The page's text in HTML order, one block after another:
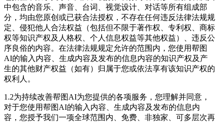
中包含的音乐、声音、台词、视觉设计、对话等所有组成部
分，均由您原创或已获合法授权，不存在任何违反法律法规规
定、侵犯他人合法权益（包括但不限于著作权、专利权、商标
权等知识产权及人格权、个人信息权益等其他权益）、违反公
序良俗的内容。在法律法规规定允许的范围内，您使用帮图
AI的输入内容、生成内容及发布的信息内容的知识产权及产
生的其他财产权益（如有）归属于您或依法享有该知识产权的
权利人。
1.2为持续改善帮图AI为您提供的各项服务，您理解并同意，
对于您使用帮图AI的输入内容、生成内容及发布的信息内
容，您授予我们一项全球范围内、免费、非独家、可多层次再